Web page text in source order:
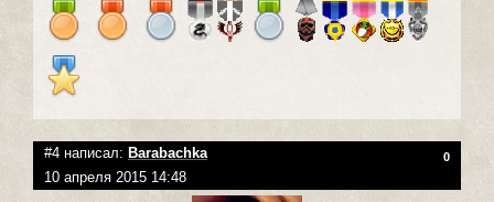
#4 написал: Barabachka 0
10 апреля 2015 14:48